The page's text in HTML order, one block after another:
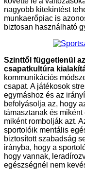
nagyobb kitekintést
munkaerőpiac is
biztosan használható
Szinttől függetlenül
csapatkultúra
kommunikációs
csapat. A játékosok
egymáshoz és az
befolyásolja az, hogy
támasztanak és
miként rombolják azt.
sportolóik mentális
biztosított szabadság
irányba, hogy a
hogy vannak,
egészségnél nem